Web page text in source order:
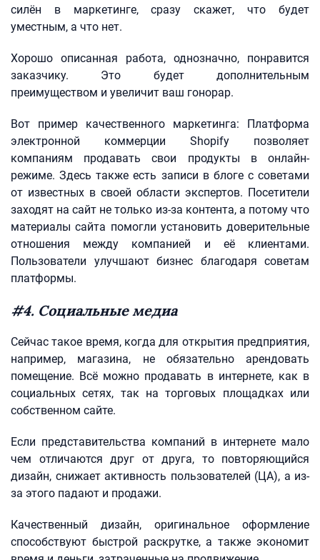
силён в маркетинге, сразу скажет, что будет
уместным, а что нет.
Хорошо описанная работа, однозначно, понравится
заказчику. Это будет дополнительным
преимуществом и увеличит ваш гонорар.
Вот пример качественного маркетинга: Платформа
электронной коммерции Shopify позволяет
компаниям продавать свои продукты в онлайн-
режиме. Здесь также есть записи в блоге с советами
от известных в своей области экспертов. Посетители
заходят на сайт не только из-за контента, а потому что
материалы сайта помогли установить доверительные
отношения между компанией и её клиентами.
Пользователи улучшают бизнес благодаря советам
платформы.
#4. Социальные медиа
Сейчас такое время, когда для открытия предприятия,
например, магазина, не обязательно арендовать
помещение. Всё можно продавать в интернете, как в
социальных сетях, так на торговых площадках или
собственном сайте.
Если представительства компаний в интернете мало
чем отличаются друг от друга, то повторяющийся
дизайн, снижает активность пользователей (ЦА), а из-
за этого падают и продажи.
Качественный дизайн, оригинальное оформление
способствуют быстрой раскрутке, а также экономит